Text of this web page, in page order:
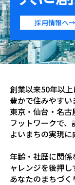
採用情報へ→
創業以来50年以上
豊かで住みやすい
東京・仙台・名
フットワークで、
よいまちの実現に
年齢・社歴に関係
ャレンジを後押し
あなたのまちづく